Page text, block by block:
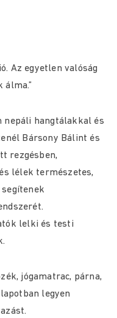
Az egyetlen valóság
nepáli hangtálakkal és
Bársony Bálint és
rezgésben,
lélek természetes,
segítenek
lelki és testi
jógamatrac, párna,
legyen